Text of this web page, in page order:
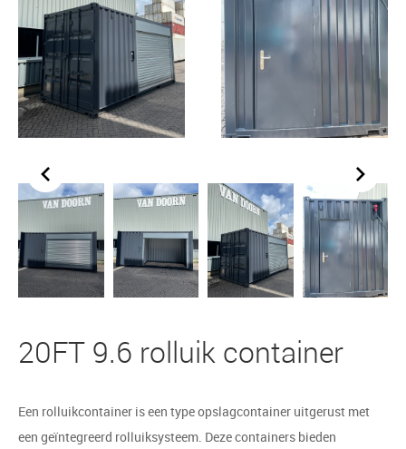
20FT 9.6 rolluik container
Een rolluikcontainer is een type opslagcontainer uitgerust met
een geïntegreerd rolluiksysteem. Deze containers bieden